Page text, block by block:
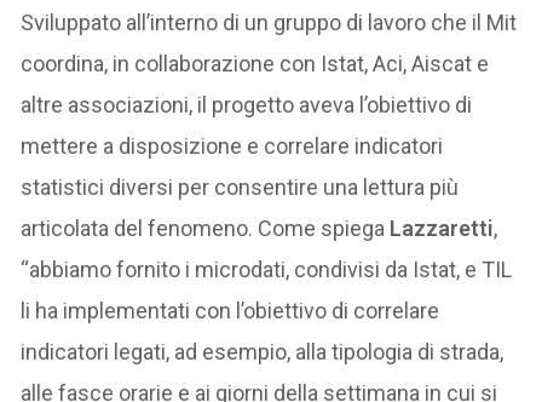
Sviluppato all’interno di un gruppo di lavoro che il Mit
coordina, in collaborazione con Istat, Aci, Aiscat e
altre associazioni, il progetto aveva l’obiettivo di
mettere a disposizione e correlare indicatori
statistici diversi per consentire una lettura più
articolata del fenomeno. Come spiega Lazzaretti,
“abbiamo fornito i microdati, condivisi da Istat, e TIL
li ha implementati con l’obiettivo di correlare
indicatori legati, ad esempio, alla tipologia di strada,
alle fasce orarie e ai giorni della settimana in cui si